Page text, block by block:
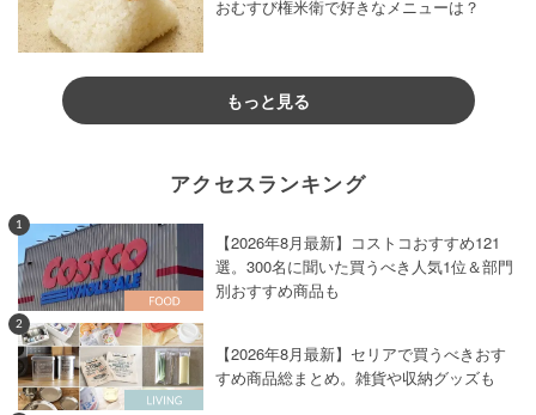
おむすび権米衛で好きなメニューは？
もっと見る
アクセスランキング
1
【2026年8月最新】コストコおすすめ121
選。300名に聞いた買うべき人気1位＆部門
別おすすめ商品も
2
【2026年8月最新】セリアで買うべきおす
すめ商品総まとめ。雑貨や収納グッズも